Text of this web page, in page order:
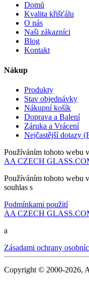
Domů
Kvalita křišťálu
O nás
Naši zákazníci
Blog
Kontakt
Nákup
Produkty
Stav objednávky
Nákupní košík
Doprava a Balení
Záruka a Vrácení
Nejčastější dotazy
Používáním tohoto webu
AA CZECH
Používáním tohoto webu
souhlas s
Podmínkami použití
AA CZECH
a
Zásadami ochrany
Copyright © 2000-2026,